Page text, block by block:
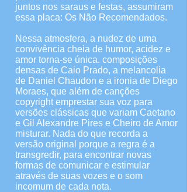
juntos nos saraus e festas, assumiram
essa placa: Os Não Recomendados.
Nessa atmosfera, a nudez de uma
convivência cheia de humor, acidez e
amor torna-se única. composições
densas de Caio Prado, a melancolia
de Daniel Chaudon e a ironia de Diego
Moraes, que além de canções
copyright emprestar sua voz para
versões clássicas que variam Caetano
e Gil Alexandre Pires e Cheiro de Amor
misturar. Nada do que recorda a
versão original porque a regra é a
transgredir, para encontrar novas
formas de comunicar e estimular
através de suas vozes e o som
incomum de cada nota.